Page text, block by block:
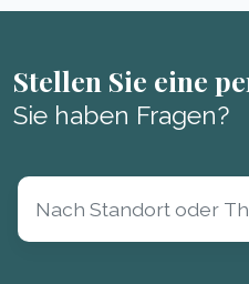
Stellen Sie eine
Sie haben Fragen?